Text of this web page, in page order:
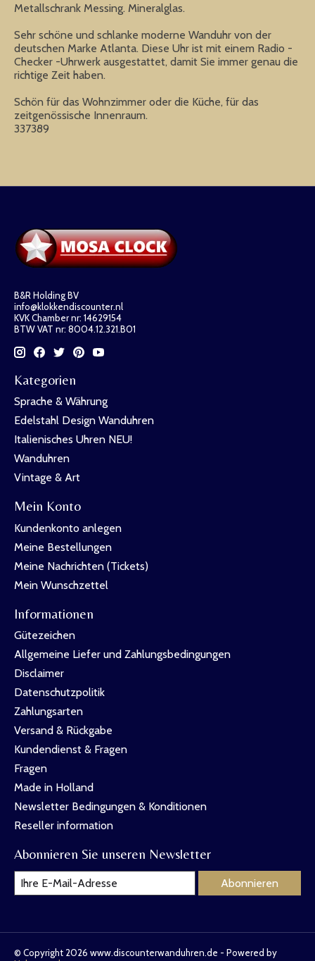
Metallschrank Messing. Mineralglas.
Sehr schöne und schlanke moderne Wanduhr von der
deutschen Marke Atlanta. Diese Uhr ist mit einem Radio -
Checker -Uhrwerk ausgestattet, damit Sie immer genau die
richtige Zeit haben.
Schön für das Wohnzimmer oder die Küche, für das
zeitgenössische Innenraum.
337389
B&R Holding BV
info@klokkendiscounter.nl
KVK Chamber nr: 14629154
BTW VAT nr: 8004.12.321.B01
Kategorien
Sprache & Währung
Edelstahl Design Wanduhren
Italienisches Uhren NEU!
Wanduhren
Vintage & Art
Mein Konto
Kundenkonto anlegen
Meine Bestellungen
Meine Nachrichten (Tickets)
Mein Wunschzettel
Informationen
Gütezeichen
Allgemeine Liefer und Zahlungsbedingungen
Disclaimer
Datenschutzpolitik
Zahlungsarten
Versand & Rückgabe
Kundendienst & Fragen
Fragen
Made in Holland
Newsletter Bedingungen & Konditionen
Reseller information
Abonnieren Sie unseren Newsletter
Abonnieren
© Copyright 2026 www.discounterwanduhren.de - Powered by